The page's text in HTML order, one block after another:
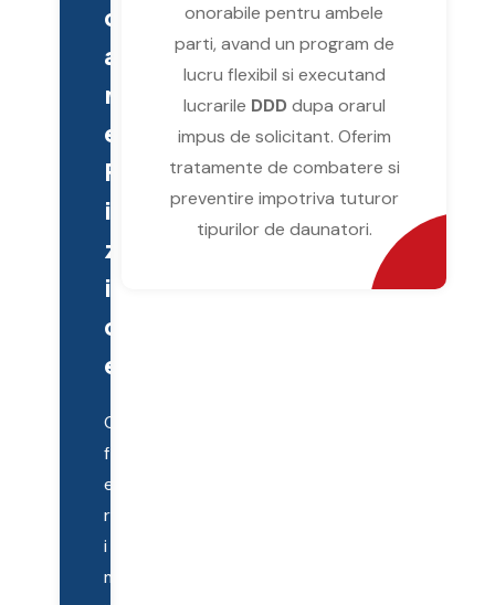
onorabile pentru ambele
parti, avand un program de
lucru flexibil si executand
lucrarile DDDdupa orarul
impus de solicitant. Oferim
tratamente de combatere si
preventire impotriva tuturor
tipurilor de daunatori.
o
a
n
e
F
i
z
i
c
e
O
f
e
r
i
m